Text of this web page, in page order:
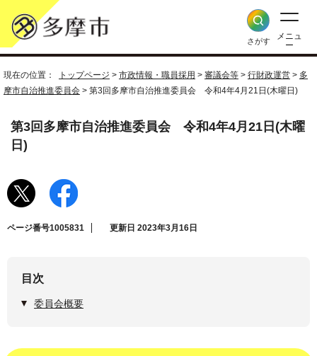
さがす
メニュ
ー
現在の位置： トップページ > 市政情報・職員採用 > 審議会等 > 行財政運営 > 多
摩市自治推進委員会 > 第3回多摩市自治推進委員会 令和4年4月21日(木曜日)
第3回多摩市自治推進委員会 令和4年4月21日(木曜
日)
ページ番号1005831 更新日 2023年3月16日
目次
委員会概要